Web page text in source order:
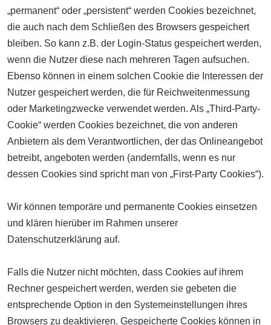
„permanent“ oder „persistent“ werden Cookies bezeichnet,
die auch nach dem Schließen des Browsers gespeichert
bleiben. So kann z.B. der Login-Status gespeichert werden,
wenn die Nutzer diese nach mehreren Tagen aufsuchen.
Ebenso können in einem solchen Cookie die Interessen der
Nutzer gespeichert werden, die für Reichweitenmessung
oder Marketingzwecke verwendet werden. Als „Third-Party-
Cookie“ werden Cookies bezeichnet, die von anderen
Anbietern als dem Verantwortlichen, der das Onlineangebot
betreibt, angeboten werden (andernfalls, wenn es nur
dessen Cookies sind spricht man von „First-Party Cookies“).
Wir können temporäre und permanente Cookies einsetzen
und klären hierüber im Rahmen unserer
Datenschutzerklärung auf.
Falls die Nutzer nicht möchten, dass Cookies auf ihrem
Rechner gespeichert werden, werden sie gebeten die
entsprechende Option in den Systemeinstellungen ihres
Browsers zu deaktivieren. Gespeicherte Cookies können in